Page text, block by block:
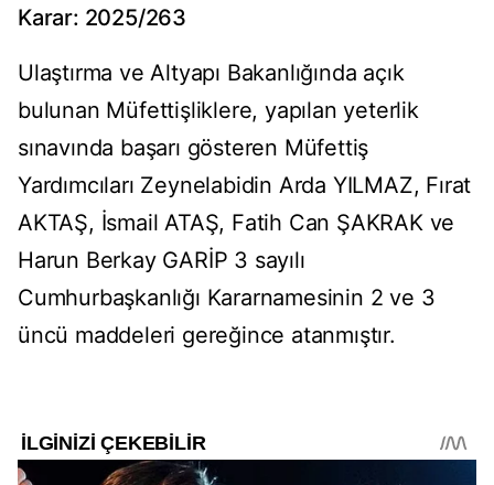
Karar: 2025/263
Ulaştırma ve Altyapı Bakanlığında açık
bulunan Müfettişliklere, yapılan yeterlik
sınavında başarı gösteren Müfettiş
Yardımcıları Zeynelabidin Arda YILMAZ, Fırat
AKTAŞ, İsmail ATAŞ, Fatih Can ŞAKRAK ve
Harun Berkay GARİP 3 sayılı
Cumhurbaşkanlığı Kararnamesinin 2 ve 3
üncü maddeleri gereğince atanmıştır.